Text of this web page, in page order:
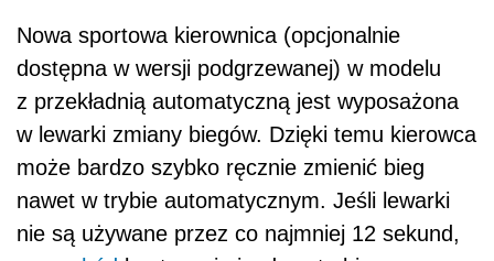
Nowa sportowa kierownica (opcjonalnie
dostępna w wersji podgrzewanej) w modelu
z przekładnią automatyczną jest wyposażona
w lewarki zmiany biegów. Dzięki temu kierowca
może bardzo szybko ręcznie zmienić bieg
nawet w trybie automatycznym. Jeśli lewarki
nie są używane przez co najmniej 12 sekund,